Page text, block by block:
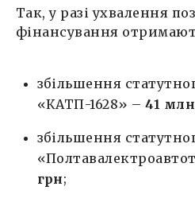
Так, у разі ухвалення
фінансування
збільшення
«КАТП-1628» –41
збільшення
грн;